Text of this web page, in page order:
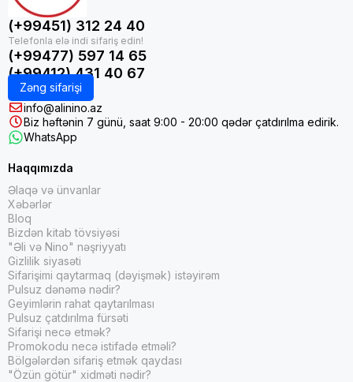
(+99451) 312 24 40
(+99477) 597 14 65
(+99412) 431 40 67
Zəng sifarişi
info@alinino.az
Biz həftənin 7 günü, saat 9:00 - 20:00 qədər çatdırılma edirik.
WhatsApp
Haqqımızda
Əlaqə və ünvanlar
Xəbərlər
Bloq
Bizdən kitab tövsiyəsi
"Əli və Nino" nəşriyyatı
Gizlilik siyasəti
Sifarişimi qaytarmaq (dəyişmək) istəyirəm
Pulsuz dənəmə nədir?
Geyimlərin rahat qaytarılması
Pulsuz çatdırılma fürsəti
Sifarişi necə etmək?
Promokodu necə istifadə etməli?
Bölgələrdən sifariş etmək qaydası
"Özün götür" xidməti nədir?